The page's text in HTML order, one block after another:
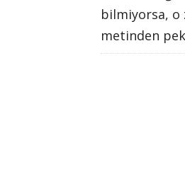
bilmiyorsa, o
metinden